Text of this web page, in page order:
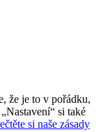
že je to v pořádku,
si také
si naše zásady